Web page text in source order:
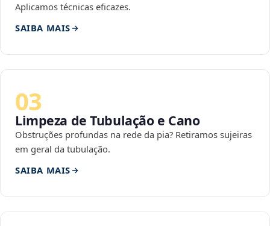
Aplicamos técnicas eficazes.
SAIBA MAIS
03
Limpeza de Tubulação e Cano
Obstruções profundas na rede da pia? Retiramos sujeiras
em geral da tubulação.
SAIBA MAIS